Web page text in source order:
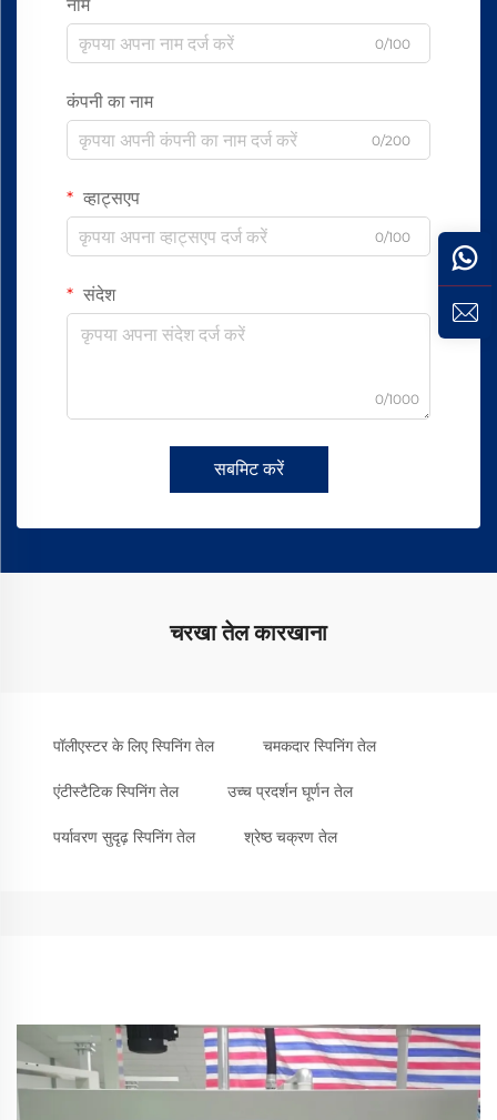
नाम
0/100
कंपनी का नाम
0/200
व्हाट्सएप
0/100
संदेश
0/1000
सबमिट करें
चरखा तेल कारखाना
पॉलीएस्टर के लिए स्पिनिंग तेल चमकदार स्पिनिंग तेल
एंटीस्टैटिक स्पिनिंग तेल उच्च प्रदर्शन घूर्णन तेल
पर्यावरण सुदृढ़ स्पिनिंग तेल श्रेष्ठ चक्रण तेल